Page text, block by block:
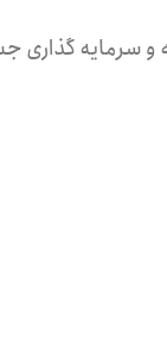
سرمایه گذاری